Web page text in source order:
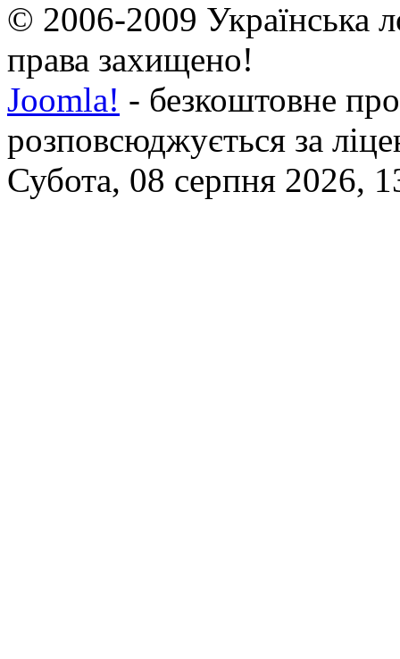
© 2006-2009 Українська
права захищено!
Joomla! - безкоштовне
розповсюджується за
Субота, 08 серпня 2026,